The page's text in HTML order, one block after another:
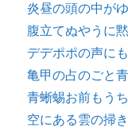
炎昼の頭の中が
腹立てぬやうに
デデポポの声に
亀甲の占のごと
青蜥蜴お前もう
空にある雲の掃